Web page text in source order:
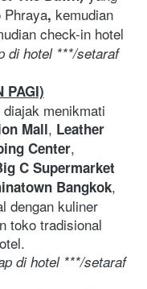
Phraya, kemudian
check-in hotel
di hotel ***/setaraf
PAGI)
menikmati
Mall, Leather
Center,
C Supermarket
Bangkok,
dengan kuliner
toko tradisional
di hotel ***/setaraf